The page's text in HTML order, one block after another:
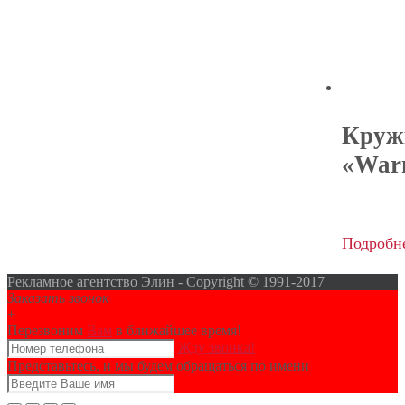
Рекламное агентство Элин - Copyright © 1991-2017
Заказать звонок
+
Перезвоним Вам в ближайшее время!
Жду звонка!
Представьтесь, и мы будем обращаться по имени